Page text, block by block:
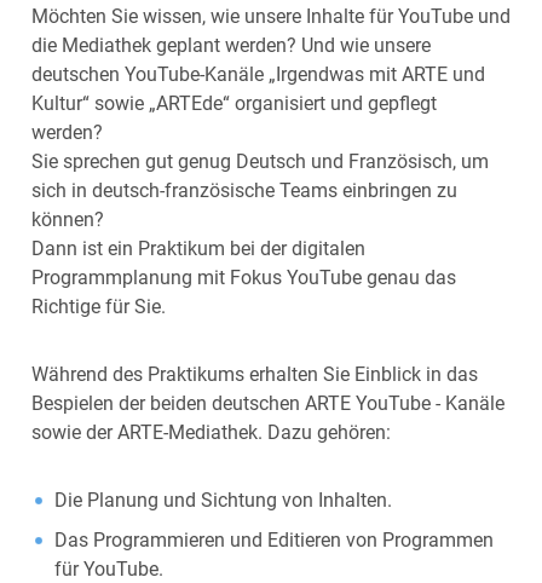
Möchten Sie wissen, wie unsere Inhalte für YouTube und
die Mediathek geplant werden? Und wie unsere
deutschen YouTube-Kanäle „Irgendwas mit ARTE und
Kultur“ sowie „ARTEde“ organisiert und gepflegt
werden?
Sie sprechen gut genug Deutsch und Französisch, um
sich in deutsch-französische Teams einbringen zu
können?
Dann ist ein Praktikum bei der digitalen
Programmplanung mit Fokus YouTube genau das
Richtige für Sie.
Während des Praktikums erhalten Sie Einblick in das
Bespielen der beiden deutschen ARTE YouTube - Kanäle
sowie der ARTE-Mediathek. Dazu gehören:
Die Planung und Sichtung von Inhalten.
Das Programmieren und Editieren von Programmen
für YouTube.